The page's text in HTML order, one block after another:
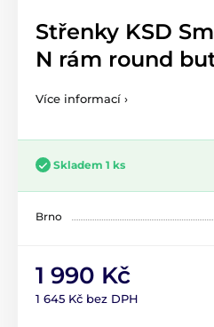
Střenky KSD
N rám round
Více informací ›
Skladem 1 ks
Brno
1 990 Kč
1 645 Kč bez DPH